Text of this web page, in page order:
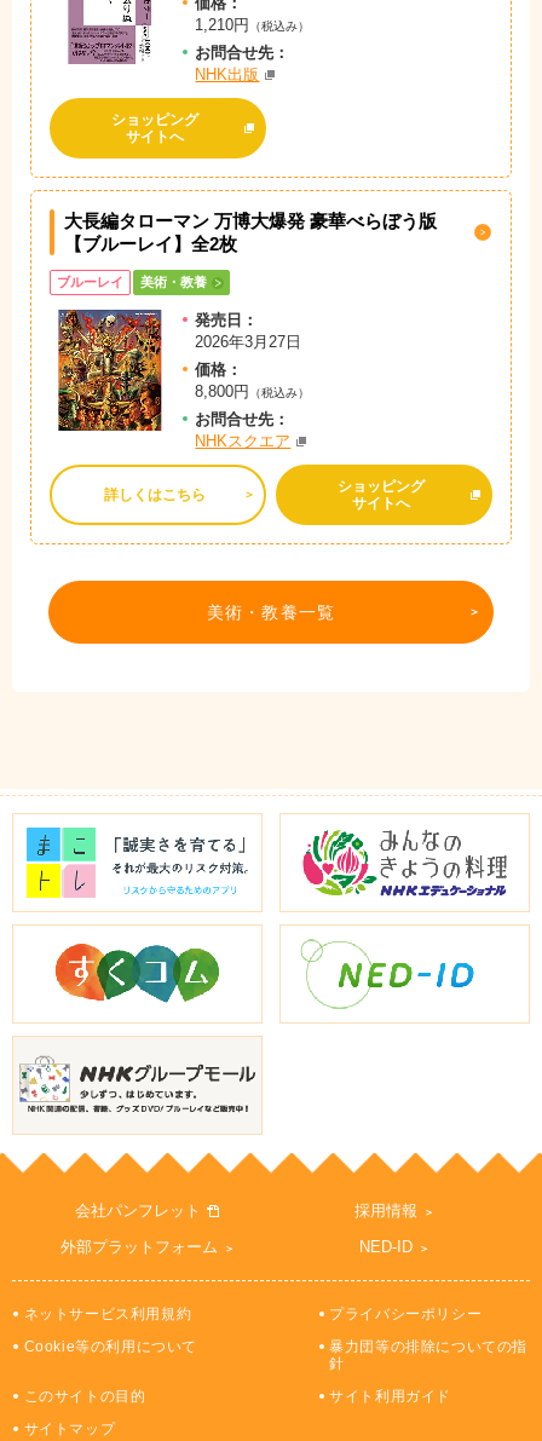
1,210円
（税込み）
お問合せ先：
NHK出版
ショッピング
サイトへ
大長編タローマン 万博大爆発 豪華べらぼう版
【ブルーレイ】全2枚
ブルーレイ 美術・教養
発売日：
2026年3月27日
価格：
8,800円
（税込み）
お問合せ先：
NHKスクエア
詳しくはこちら
ショッピング
サイトへ
美術・教養一覧
会社パンフレット
採用情報
外部プラットフォーム
NED-ID
ネットサービス利用規約
プライバシーポリシー
Cookie等の利用について
暴力団等の排除についての指
針
このサイトの目的
サイト利用ガイド
サイトマップ